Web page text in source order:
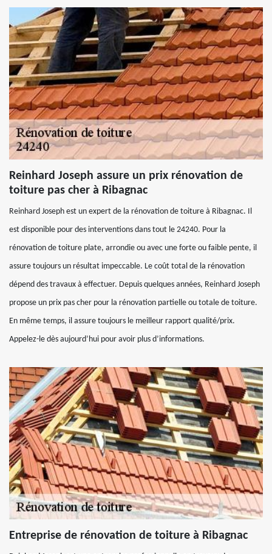
Reinhard Joseph assure un prix rénovation de
toiture pas cher à Ribagnac
Reinhard Joseph est un expert de la rénovation de toiture à Ribagnac. Il
est disponible pour des interventions dans tout le 24240. Pour la
rénovation de toiture plate, arrondie ou avec une forte ou faible pente, il
assure toujours un résultat impeccable. Le coût total de la rénovation
dépend des travaux à effectuer. Depuis quelques années, Reinhard Joseph
propose un prix pas cher pour la rénovation partielle ou totale de toiture.
En même temps, il assure toujours le meilleur rapport qualité/prix.
Appelez-le dès aujourd’hui pour avoir plus d’informations.
Entreprise de rénovation de toiture à Ribagnac